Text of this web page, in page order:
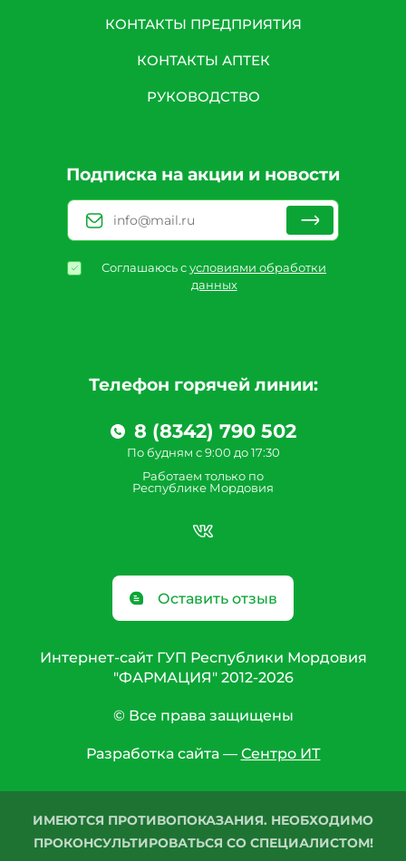
Телефон горячей линии:
8 (8342) 790 502
По будням с 9:00 до 17:30
Работаем только по
Республике Мордовия
Оставить отзыв
КОНТАКТЫ ПРЕДПРИЯТИЯ
КОНТАКТЫ АПТЕК
РУКОВОДСТВО
Подписка на акции и новости
Соглашаюсь сусловиями обработки
данных
Интернет-сайт ГУП Республики Мордовия
"ФАРМАЦИЯ" 2012-2026
© Все права защищены
Разработка сайта — Сентро ИТ
ИМЕЮТСЯ ПРОТИВОПОКАЗАНИЯ. НЕОБХОДИМО
ПРОКОНСУЛЬТИРОВАТЬСЯ СО СПЕЦИАЛИСТОМ!